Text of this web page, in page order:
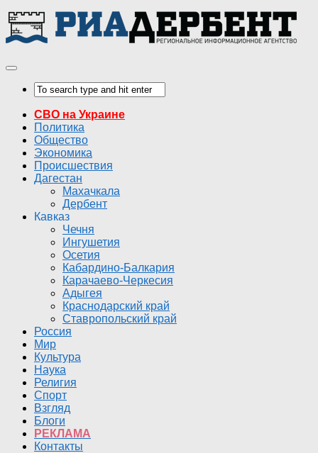
СВО на Украине
Политика
Общество
Экономика
Происшествия
Дагестан
Махачкала
Дербент
Кавказ
Чечня
Ингушетия
Осетия
Кабардино-Балкария
Карачаево-Черкесия
Адыгея
Краснодарский край
Ставропольский край
Россия
Мир
Культура
Наука
Религия
Спорт
Взгляд
Блоги
РЕКЛАМА
Контакты